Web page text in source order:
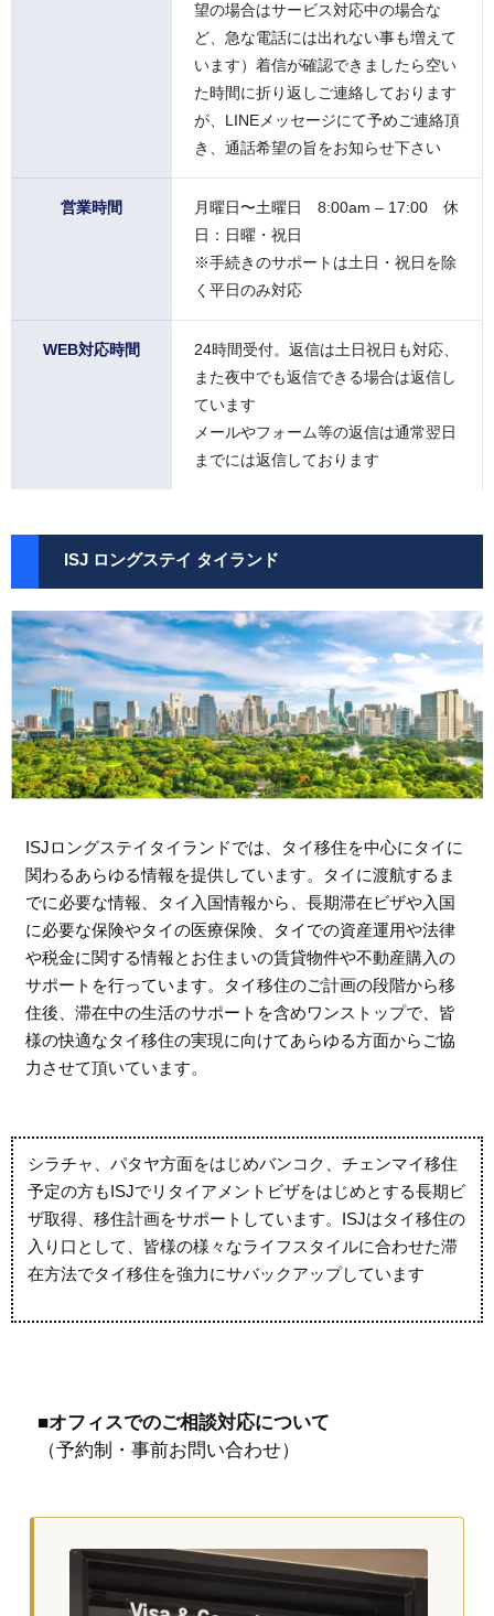
望の場合はサービス対応中の場合な
ど、急な電話には出れない事も増えて
います）着信が確認できましたら空い
た時間に折り返しご連絡しております
が、LINEメッセージにて予めご連絡頂
き、通話希望の旨をお知らせ下さい
営業時間
月曜日〜土曜日 8:00am – 17:00 休
日：日曜・祝日
※手続きのサポートは土日・祝日を除
く平日のみ対応
WEB対応時間
24時間受付。返信は土日祝日も対応、
また夜中でも返信できる場合は返信し
ています
メールやフォーム等の返信は通常翌日
までには返信しております
ISJ ロングステイ タイランド
ISJロングステイタイランドでは、タイ移住を中心にタイに
関わるあらゆる情報を提供しています。タイに渡航するま
でに必要な情報、タイ入国情報から、長期滞在ビザや入国
に必要な保険やタイの医療保険、タイでの資産運用や法律
や税金に関する情報とお住まいの賃貸物件や不動産購入の
サポートを行っています。タイ移住のご計画の段階から移
住後、滞在中の生活のサポートを含めワンストップで、皆
様の快適なタイ移住の実現に向けてあらゆる方面からご協
力させて頂いています。
シラチャ、パタヤ方面をはじめバンコク、チェンマイ移住
予定の方もISJでリタイアメントビザをはじめとする長期ビ
ザ取得、移住計画をサポートしています。ISJはタイ移住の
入り口として、皆様の様々なライフスタイルに合わせた滞
在方法でタイ移住を強力にサバックアップしています
■オフィスでのご相談対応について
（予約制・事前お問い合わせ）